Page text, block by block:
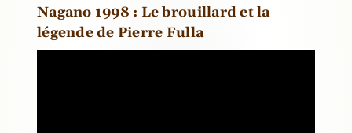
Nagano 1998 : Le brouillard et la
légende de Pierre Fulla